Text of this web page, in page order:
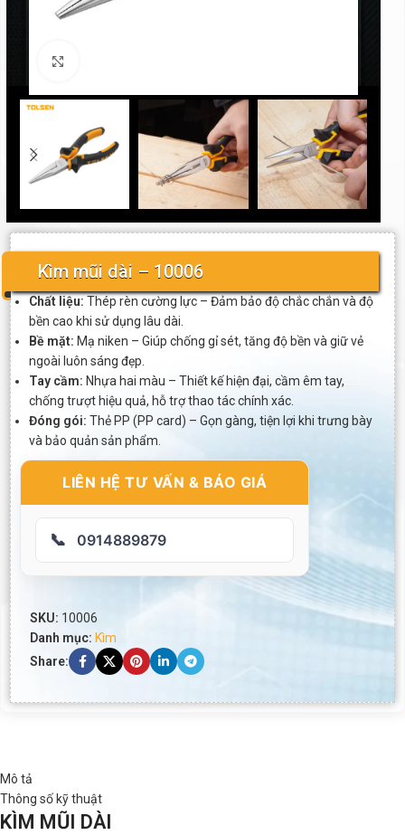
Kìm mũi dài – 10006
Chất liệu: Thép rèn cường lực – Đảm bảo độ chắc chắn và độ
bền cao khi sử dụng lâu dài.
Bề mặt: Mạ niken – Giúp chống gỉ sét, tăng độ bền và giữ vẻ
ngoài luôn sáng đẹp.
Tay cầm: Nhựa hai màu – Thiết kế hiện đại, cầm êm tay,
chống trượt hiệu quả, hỗ trợ thao tác chính xác.
Đóng gói: Thẻ PP (PP card) – Gọn gàng, tiện lợi khi trưng bày
và bảo quản sản phẩm.
LIÊN HỆ TƯ VẤN & BÁO GIÁ
📞 0914889879
SKU: 10006
Danh mục: Kìm
Share:
Mô tả
Thông số kỹ thuật
KÌM MŨI DÀI